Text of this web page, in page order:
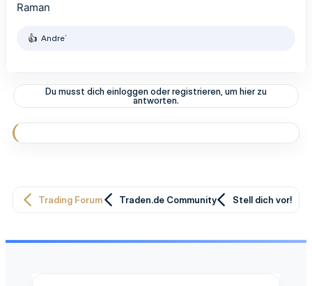
Raman
R
t
o
n
n
Andre´
Du musst dich einloggen oder registrieren, um hier zu
antworten.
Trading Forum Traden.de Community Stell dich vor!